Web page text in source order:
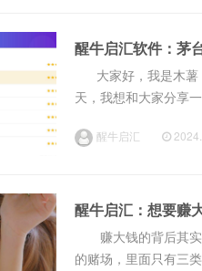
醒牛启汇软件：茅
大家好，我是木薯
天，我想和大家分
醒牛启汇
醒牛启汇：想要赚
赚大钱的背后其实
的赌场，里面只有三